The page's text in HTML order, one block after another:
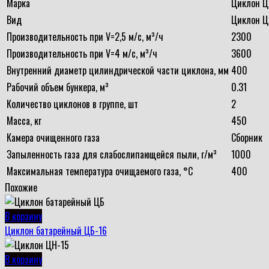
Марка
Циклон
Вид
Циклон
Производительность при V=2,5 м/с, м³/ч
2300
Производительность при V=4 м/с, м³/ч
3600
Внутренний диаметр цилиндрической части циклона, мм 400
Рабочий объем бункера, м³
0.31
Количество циклонов в группе, шт
2
Масса, кг
450
Камера очищенного газа
Сборник
Запыленность газа для слабослипающейся пыли, г/м³
1000
Максимальная температура очищаемого газа, °С
400
Похожие
В корзину
Циклон батарейный ЦБ-16
В корзину